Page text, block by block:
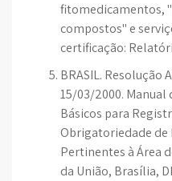
fitomedicamentos,
compostos" e
certificação:
BRASIL. Resolução
15/03/2000.
Básicos para
Obrigatoriedade de
Pertinentes à Área
da União, Brasília,